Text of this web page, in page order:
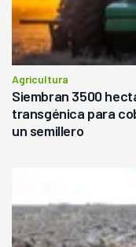
Agricultura
Siembran 3500
transgénica para
un semillero